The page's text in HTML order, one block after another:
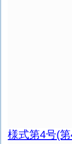
様式第4号(